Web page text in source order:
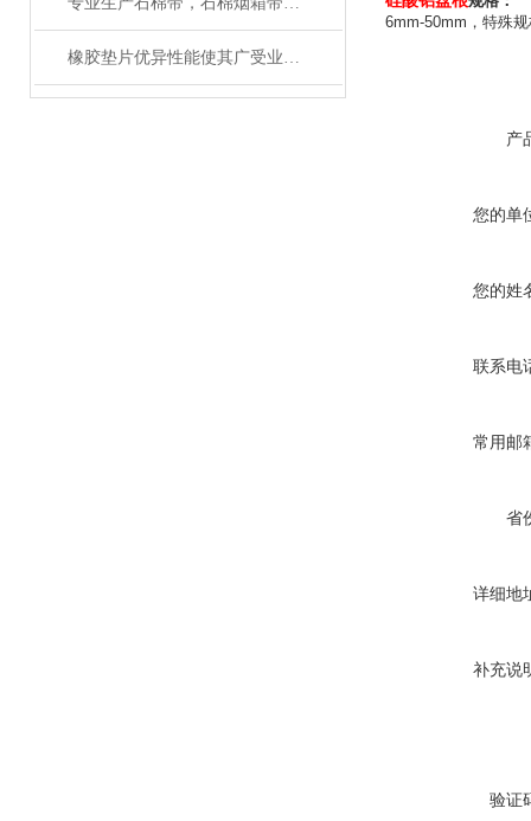
橡胶垫片优异性能使其广受业内追捧
6mm-50mm ，特殊
产
您的单
您的姓
联系电
常用邮
省
详细地
补充说
验证